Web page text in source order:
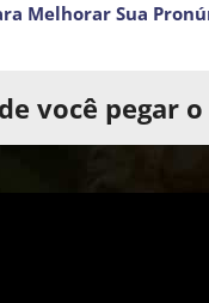
Melhorar Sua
você pegar